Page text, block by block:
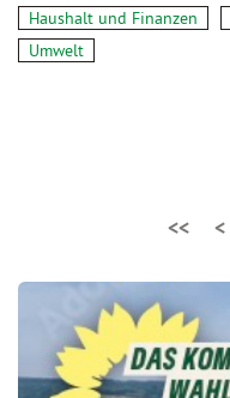
Haushalt und Finanzen
Umwelt
<< <